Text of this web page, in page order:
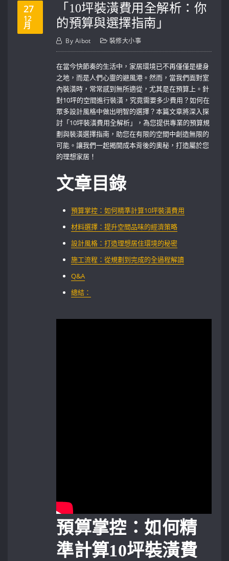
27
12
月
「10坪裝潢費用全解析：你
的預算與選擇指南」
By Aibot 裝修大小事
在當今快節奏的生活中，家居環境已不再僅僅是棲身
之地，而是人們心靈的避風港。然而，當我們面對室
內裝潢時，常常感到無所適從，尤其是在預算上。針
對10坪的空間進行裝潢，究竟需要多少費用？如何在
眾多設計風格中做出明智的選擇？本篇文章將深入探
討「10坪裝潢費用全解析」，為您提供專業的預算規
劃與裝潢選擇指南，助您在有限的空間中創造無限的
可能。讓我們一起揭開成本背後的奧秘，打造屬於您
的理想家居！
文章目錄
預算掌控：如何精準計算10坪裝潢費用
材料選擇：提升空間品味的經濟策略
設計風格：打造理想居住環境的秘密
施工流程：從規劃到完成的全過程解讀
Q&A
總結：
預算掌控：如何精
準計算10坪裝潢費